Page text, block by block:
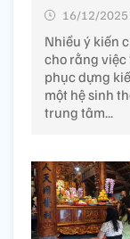
16/12/2025
Nhiều ý kiến
cho rằng việc
phục dựng
một hệ sinh
trung tâm...